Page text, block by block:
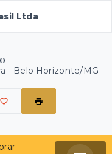
Ltda
- Belo Horizonte/MG